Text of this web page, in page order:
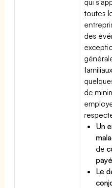
toutes
des
de
Un
de
Le